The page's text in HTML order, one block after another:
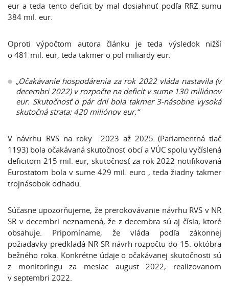
eur a teda tento deficit by mal dosiahnuť podľa RRZ sumu
384 mil. eur.
Oproti výpočtom autora článku je teda výsledok nižší
o 481 mil. eur, teda takmer o pol miliardy eur.
„Očakávanie hospodárenia za rok 2022 vláda nastavila (v
decembri 2022) v rozpočte na deficit v sume 130 miliónov
eur. Skutočnosť o pár dní bola takmer 3-násobne vysoká
skutočná strata: 420 miliónov eur.“
V návrhu RVS na roky 2023 až 2025 (Parlamentná tlač
1193) bola očakávaná skutočnosť obcí a VÚC spolu vyčíslená
deficitom 215 mil. eur, skutočnosť za rok 2022 notifikovaná
Eurostatom bola v sume 429 mil. euro , teda žiadny takmer
trojnásobok odhadu.
Súčasne upozorňujeme, že prerokovávanie návrhu RVS v NR
SR v decembri neznamená, že z decembra sú aj čísla, ktoré
obsahuje. Pripomíname, že vláda podľa zákonnej
požiadavky predkladá NR SR návrh rozpočtu do 15. októbra
bežného roka. Konkrétne údaje o očakávanej skutočnosti sú
z monitoringu za mesiac august 2022, realizovanom
v septembri 2022.